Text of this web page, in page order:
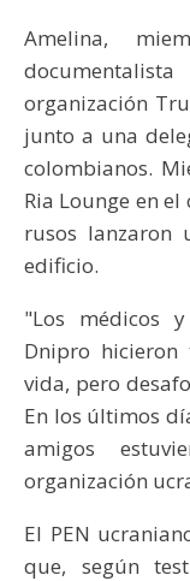
Amelina,
organización
junto a una
colombianos.
Ria Lounge en
rusos lanzaron
edificio.
"Los médicos
Dnipro
vida, pero
En los últimos
amigos
organización
El PEN
que, según